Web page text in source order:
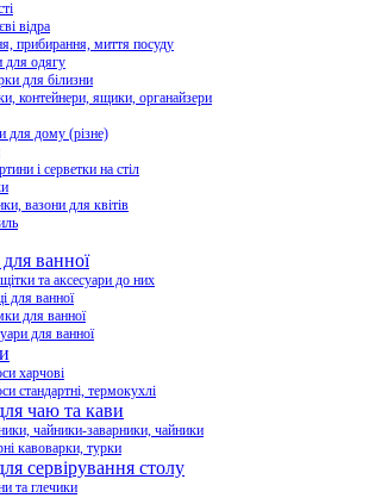
відра
прибирання, миття посуду
для одягу
для білизни
контейнери, ящики, органайзери
для дому (різне)
і серветки на стіл
вазони для квітів
ванної
та аксесуари до них
для ванної
для ванної
для ванної
харчові
стандартні, термокухлі
чаю та кави
чайники-заварники, чайники
кавоварки, турки
сервірування столу
та глечики